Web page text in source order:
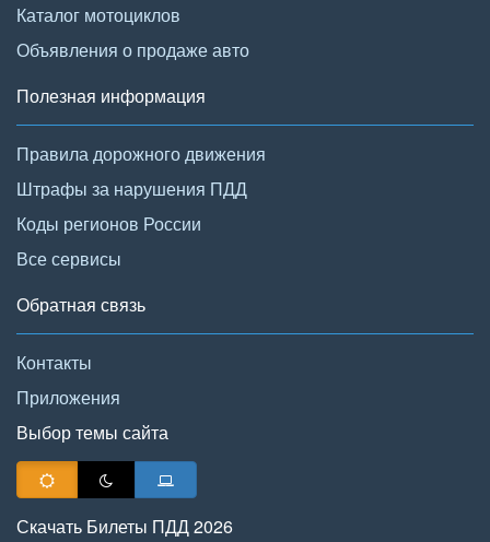
Каталог мотоциклов
Объявления о продаже авто
Полезная информация
Правила дорожного движения
Штрафы за нарушения ПДД
Коды регионов России
Все сервисы
Обратная связь
Контакты
Приложения
Выбор темы сайта
Скачать Билеты ПДД 2026